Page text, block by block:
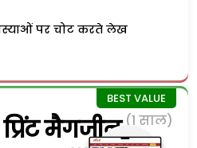
पर चोट करते लेख
मैगजीन (1 साल)